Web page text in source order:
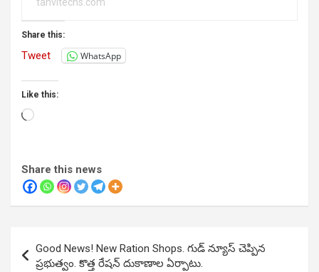
tanvitechs.com
Share this:
Tweet WhatsApp
Like this:
Loading…
Share this news
navigation
Good News! New Ration Shops. గుడ్ న్యూస్ చెప్పిన
ప్రభుత్వం. కొత్త రేషన్ దుకాణాల ఏర్పాటు.